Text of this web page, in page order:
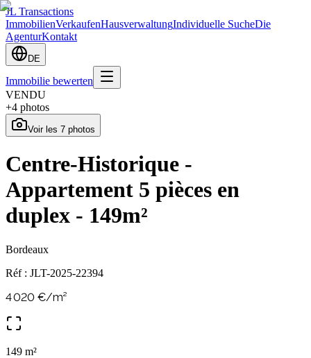
JL Transactions
ImmobilienVerkaufenHausverwaltungIndividuelle SucheDie
AgenturKontakt
DE
Immobilie bewerten
VENDU
+4 photos
Voir les 7 photos
Centre-Historique -
Appartement 5 pièces en
duplex - 149m²
Bordeaux
Réf : JLT-2025-22394
4 020 €/m²
149 m²